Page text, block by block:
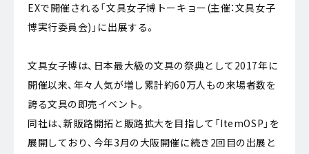
EXで開催される「文具女子博トーキョー(主催：文具女子
博実行委員会)」に出展する。
文具女子博は、日本最大級の文具の祭典として2017年に
開催以来、年々人気が増し累計約60万人もの来場者数を
誇る文具の即売イベント。
同社は、新販路開拓と販路拡大を目指して「ItemOSP」を
展開しており、今年3月の大阪開催に続き2回目の出展と